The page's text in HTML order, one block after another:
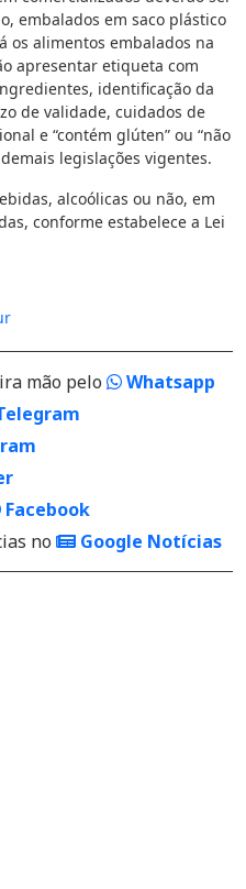
embalados em saco plástico
os alimentos embalados na
apresentar etiqueta com
identificação da
de validade, cuidados de
e “contém glúten” ou “não
legislações vigentes.
alcoólicas ou não, em
conforme estabelece a Lei
mão pelo
Whatsapp
Facebook
no
Google Notícias